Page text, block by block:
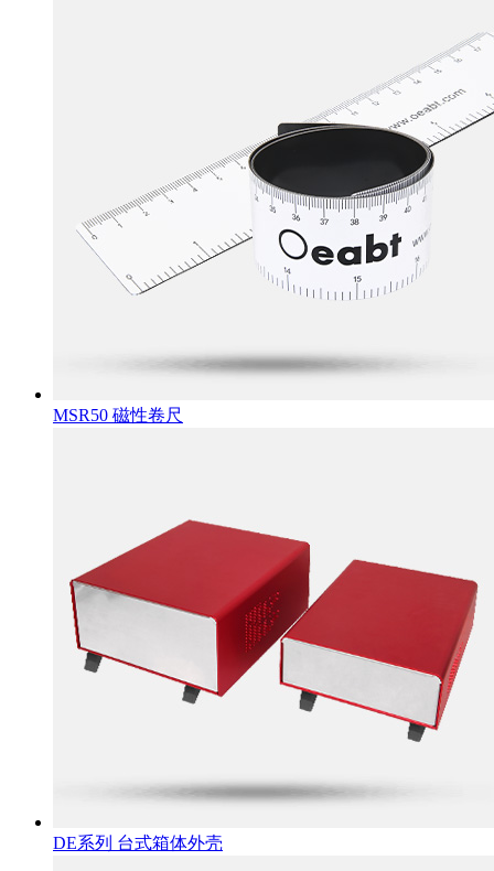
MSR50 磁性卷尺
DE系列 台式箱体外壳